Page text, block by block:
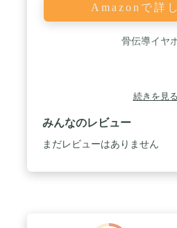
Amazonで詳
骨伝導イヤ
続きを見る
みんなのレビュー
まだレビューはありません